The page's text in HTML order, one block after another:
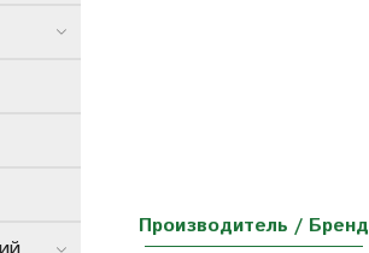
Производитель / Бренд